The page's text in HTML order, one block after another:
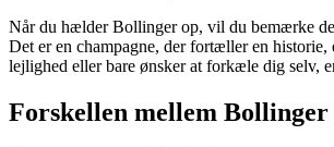
Når du hælder Bollinger op, vil du bemærke
Det er en champagne, der fortæller en
lejlighed eller bare ønsker at forkæle dig selv,
Forskellen mellem Bollinger